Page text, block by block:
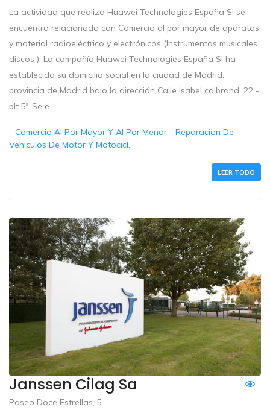
La actividad que realiza Huawei Technologies España Sl se
encuentra relacionada con Comercio al por mayor de aparatos
y material radioeléctrico y electrónicos (Instrumentos musicales
discos ). La compañía Huawei Technologies España Sl ha
establecido su domicilio social en la ciudad de Madrid,
provincia de Madrid bajo la dirección Calle isabel colbrand, 22 -
plt 5ª. Se e...
Comercio Al Por Mayor Y Al Por Menor - Reparacion De
Vehiculos De Motor Y Motocicl..
LEER TODO
Janssen Cilag Sa
Paseo Doce Estrellas, 5